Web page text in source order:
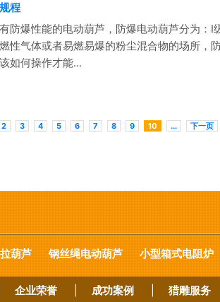
程
防爆性能的电动葫芦，防爆电动葫芦分为
性气体或者易燃易爆的粉尘混合物的场所
如何操作才能...
2 3 4 5 6 7 8 9 10 ... 下一页
葫芦 钢丝绳电动葫芦 小型箱式电阻炉
企业荣誉 成功案例 猎雕服务